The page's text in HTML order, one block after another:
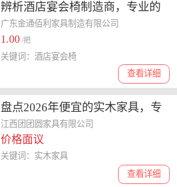
辨析酒店宴会椅制造商，专业的
怎么选择
广东金通佰利家具制造有限公司
1.00 /把
查看详细
关键词：酒店宴会椅
盘点2026年便宜的实木家具，专
业工厂与优质服务的汇总
江西团团圆家具有限公司
价格面议
查看详细
关键词：实木家具